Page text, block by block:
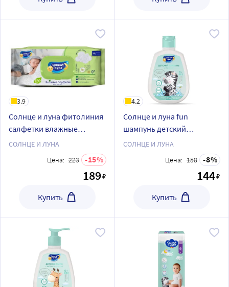
3.9
Солнце и луна фитолиния
салфетки влажные
детские с фитоотваром
ромашки и липы 0+ 120 шт.
СОЛНЦЕ И ЛУНА
Цена: 223 15
189₽
Купить
4.2
Солнце и луна fun
шампунь детский
календула 0+ 265 мл
СОЛНЦЕ И ЛУНА
Цена: 158 8
144₽
Купить